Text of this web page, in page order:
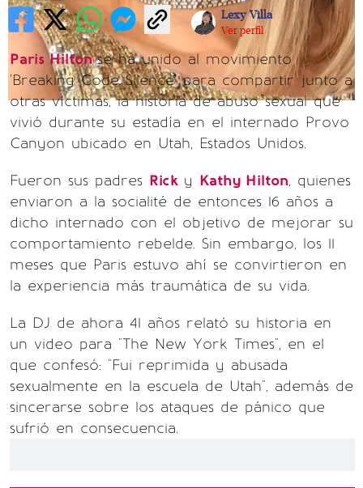
Lexy Villa
Ver perfil
Paris Hiltonse ha unido al movimiento
'Breaking Code Silence' para compartir junto a
otras víctimas, la historia de abuso sexual que
vivió durante su estadía en el internado Provo
Canyon ubicado en Utah, Estados Unidos.
Fueron sus padres Rick y Kathy Hilton, quienes
enviaron a la socialité de entonces 16 años a
dicho internado con el objetivo de mejorar su
comportamiento rebelde. Sin embargo, los 11
meses que Paris estuvo ahí se convirtieron en
la experiencia más traumática de su vida.
La DJ de ahora 41 años relató su historia en
un video para "The New York Times", en el
que confesó: "Fui reprimida y abusada
sexualmente en la escuela de Utah", además de
sincerarse sobre los ataques de pánico que
sufrió en consecuencia.